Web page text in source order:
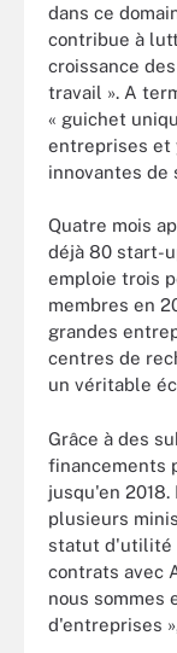
dans ce
contribue à
croissance
travail ». A
« guichet
entreprises et
innovantes de
Quatre mois
déjà 80 start-
emploie trois
membres en
grandes
centres de
un véritable
Grâce à des
financements
jusqu'en
plusieurs
statut d'utilité
contrats avec
nous sommes
d'entreprises